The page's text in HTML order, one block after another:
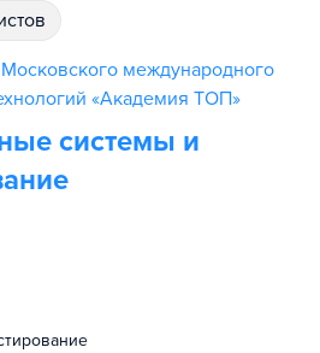
международного
«Академия ТОП»
системы и